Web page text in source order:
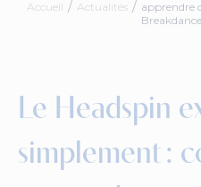
Accueil Actualités
apprendre
Le Headspin
simplement :